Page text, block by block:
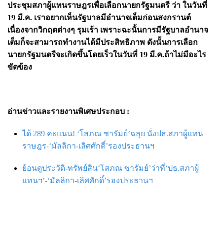
ประชุมสภาผู้แทนราษฎรเพื่อเลือกนายกรัฐมนตรี ว่า ในวันที่
19 มี.ค. เราอยากเห็นรัฐบาลมีอำนาจเต็มก่อนสงกรานต์
เนื่องจากวิกฤตต่างๆ รุมเร้า เพราะฉะนั้นการมีรัฐบาลอำนาจ
เต็มก็จะสามารถทำงานได้มีประสิทธิภาพ ดังนั้นการเลือก
นายกรัฐมนตรีจะเกิดขึ้นโดยเร็วในวันที่ 19 มี.ค.ถ้าไม่มีอะไร
ขัดข้อง
อ่านข่าวและรายงานพิเศษประกอบ :
ได้ 289 คะแนน! ‘โสภณ ซารัมย์’ฉลุย นั่งปธ.สภาผู้แทน
ราษฎร-‘มัลลิกา-เลิศศักดิ์’รองประธานฯ
ย้อนดูประวัติ-ทรัพย์สิน‘โสภณ ซารัมย์’ว่าที่‘ปธ.สภาผู้
แทนฯ’-‘มัลลิกา-เลิศศักดิ์’รองประธานฯ